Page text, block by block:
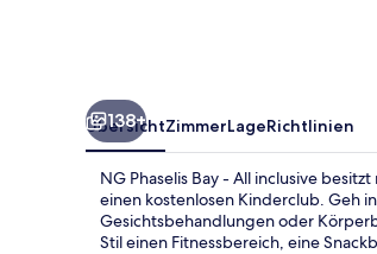
138+
ÜbersichtZimmerLageRichtlinien
NG Phaselis Bay - All inclusive
einen kostenlosen Kinderclub. Geh
Gesichtsbehandlungen oder
Stil einen Fitnessbereich, eine